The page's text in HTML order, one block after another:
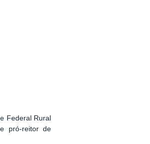
Federal Rural
pró-reitor de